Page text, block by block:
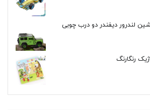
لندرور دیفندر دو درب چوبی
رنگارنگ